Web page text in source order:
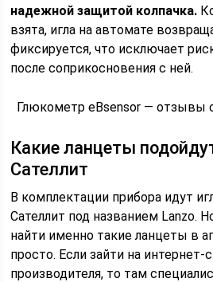
надежной защитой колпачка.
взята, игла на автомате
фиксируется, что исключает
после соприкосновения с ней.
Глюкометр eBsensor — отзывы
Какие ланцеты
Сателлит
В комплектации прибора идут
Сателлит под названием Lanzo.
найти именно такие ланцеты в
просто. Если зайти на интернет-
производителя, то там